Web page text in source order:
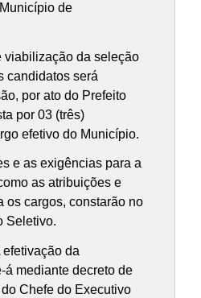
de
viabilização da seleção
candidatos será
por ato do Prefeito
por 03 (três)
efetivo do Município.
e as exigências para a
as atribuições e
os cargos, constarão no
Seletivo.
efetivação da
á mediante decreto de
Chefe do Executivo